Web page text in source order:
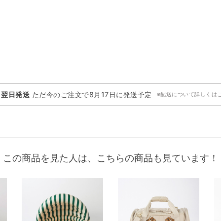
日発送 ただ今のご注文で8月17日に発送予定 ※配送について詳しくは
この商品を見た人は、こちらの商品も見ています！